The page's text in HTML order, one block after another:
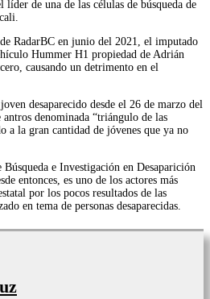
líder de una de las células de búsqueda de
RadarBC en junio del 2021, el imputado
Hummer H1 propiedad de Adrián
causando un detrimento en el
desaparecido desde el 26 de marzo del
denominada “triángulo de las
a la gran cantidad de jóvenes que ya no
e Investigación en Desaparición
entonces, es uno de los actores más
por los pocos resultados de las
en tema de personas desaparecidas.